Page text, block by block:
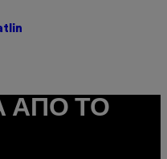
ΑΠΌ ΤΟ